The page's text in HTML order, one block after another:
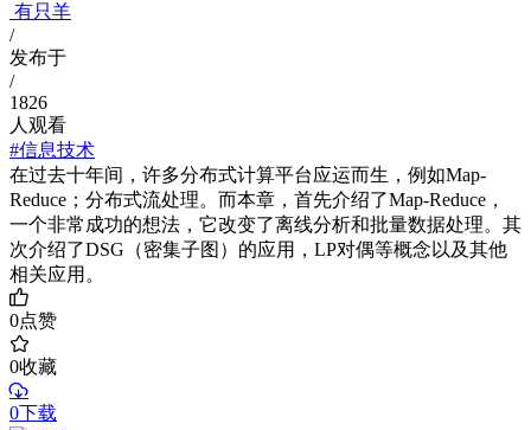
有只羊
/
发布于
/
1826
人观看
#信息技术
在过去十年间，许多分布式计算平台应运而生，例如Map-
Reduce；分布式流处理。而本章，首先介绍了Map-Reduce，
一个非常成功的想法，它改变了离线分析和批量数据处理。其
次介绍了DSG（密集子图）的应用，LP对偶等概念以及其他
相关应用。
0点赞
0收藏
0下载